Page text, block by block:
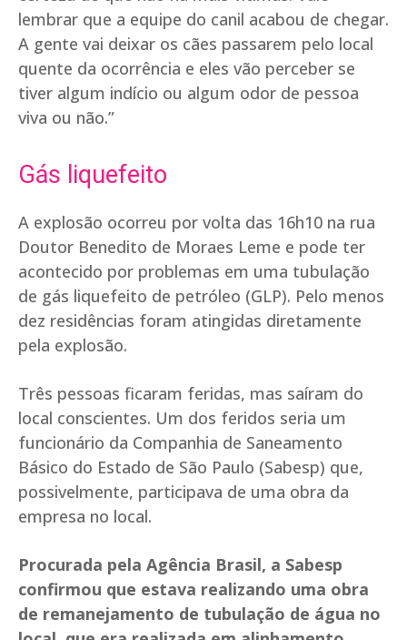
lembrar que a equipe do canil acabou de chegar.
A gente vai deixar os cães passarem pelo local
quente da ocorrência e eles vão perceber se
tiver algum indício ou algum odor de pessoa
viva ou não.”
Gás liquefeito
A explosão ocorreu por volta das 16h10 na rua
Doutor Benedito de Moraes Leme e pode ter
acontecido por problemas em uma tubulação
de gás liquefeito de petróleo (GLP). Pelo menos
dez residências foram atingidas diretamente
pela explosão.
Três pessoas ficaram feridas, mas saíram do
local conscientes. Um dos feridos seria um
funcionário da Companhia de Saneamento
Básico do Estado de São Paulo (Sabesp) que,
possivelmente, participava de uma obra da
empresa no local.
Procurada pela Agência Brasil, a Sabesp
confirmou que estava realizando uma obra
de remanejamento de tubulação de água no